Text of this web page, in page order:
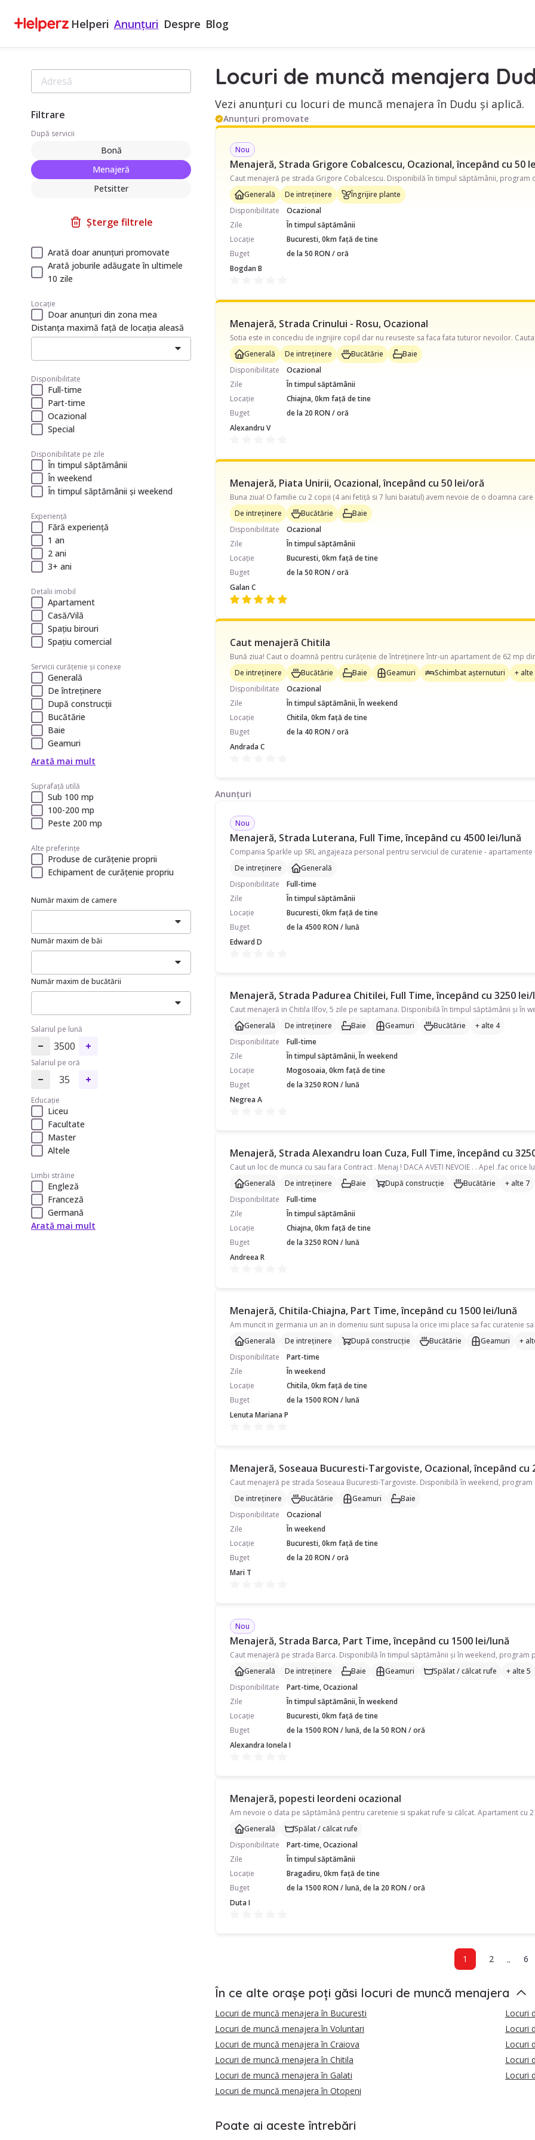
Helperi Anunțuri Despre Blog
Filtrare
După servicii
Bonă
Menajeră
Petsitter
Șterge filtrele
Arată doar anunțuri promovate
Arată joburile adăugate în ultimele
10 zile
Locație
Doar anunțuri din zona mea
Distanța maximă față de locația aleasă
Disponibilitate
Full-time
Part-time
Ocazional
Special
Disponibilitate pe zile
În timpul săptămânii
În weekend
În timpul săptămânii și weekend
Experiență
Fără experiență
1 an
2 ani
3+ ani
Detalii imobil
Apartament
Casă/Vilă
Spațiu birouri
Spațiu comercial
Servicii curățenie și conexe
Generală
De întreținere
După construcții
Bucătărie
Baie
Geamuri
Arată mai mult
Suprafață utilă
Sub 100 mp
100-200 mp
Peste 200 mp
Alte preferințe
Produse de curățenie proprii
Echipament de curățenie propriu
Număr maxim de camere
Număr maxim de băi
Număr maxim de bucătării
Salariul pe lună
3500
Salariul pe oră
35
Educație
Liceu
Facultate
Master
Altele
Limbi străine
Engleză
Franceză
Germană
Arată mai mult
Locuri de muncă menajera
Vezi anunțuri cu locuri de muncă menajera în Dudu și aplică.
Anunțuri promovate
Nou
Menajeră, Strada Grigore Cobalcescu, Ocazional, începând cu 50
Generală
De intreținere
Îngrijire plante
Disponibilitate
Ocazional
Zile
În timpul săptămânii
Locație
Bucuresti, 0km față de tine
Buget
de la 50 RON / oră
Bogdan B
Menajeră, Strada Crinului - Rosu, Ocazional
Generală
De intreținere Bucătărie
Baie
Disponibilitate
Ocazional
Zile
În timpul săptămânii
Locație
Chiajna, 0km față de tine
Buget
de la 20 RON / oră
Alexandru V
Menajeră, Piata Unirii, Ocazional, începând cu 50 lei/oră
De intreținere
Bucătărie
Baie
Disponibilitate
Ocazional
Zile
În timpul săptămânii
Locație
Bucuresti, 0km față de tine
Buget
de la 50 RON / oră
Galan C
Caut menajeră Chitila
De intreținere
Bucătărie Baie Geamuri Schimbat așternuturi
+ alte
Disponibilitate
Ocazional
Zile
În timpul săptămânii, În weekend
Locație
Chitila, 0km față de tine
Buget
de la 40 RON / oră
Andrada C
Anunțuri
Nou
Menajeră, Strada Luterana, Full Time, începând cu 4500 lei/lună
De intreținere
Generală
Disponibilitate
Full-time
Zile
În timpul săptămânii
Locație
Bucuresti, 0km față de tine
Buget
de la 4500 RON / lună
Edward D
Menajeră, Strada Padurea Chitilei, Full Time, începând cu 3250 lei/
Generală
De intreținere Baie Geamuri Bucătărie
+ alte 4
Disponibilitate
Full-time
Zile
În timpul săptămânii, În weekend
Locație
Mogosoaia, 0km față de tine
Buget
de la 3250 RON / lună
Negrea A
Menajeră, Strada Alexandru Ioan Cuza, Full Time, începând cu
Generală
De intreținere Baie După construcție Bucătărie
+ alte 7
Disponibilitate
Full-time
Zile
În timpul săptămânii
Locație
Chiajna, 0km față de tine
Buget
de la 3250 RON / lună
Andreea R
Menajeră, Chitila-Chiajna, Part Time, începând cu 1500 lei/lună
Am muncit in germania un an in domeniu sunt supusa la orice imi place sa fac curatenie
Generală
De intreținere După construcție Bucătărie Geamuri
+
Disponibilitate
Part-time
Zile
În weekend
Locație
Chitila, 0km față de tine
Buget
de la 1500 RON / lună
Lenuta Mariana P
Menajeră, Soseaua Bucuresti-Targoviste, Ocazional, începând cu
De intreținere
Bucătărie Geamuri
Baie
Disponibilitate
Ocazional
Zile
În weekend
Locație
Bucuresti, 0km față de tine
Buget
de la 20 RON / oră
Mari T
Nou
Menajeră, Strada Barca, Part Time, începând cu 1500 lei/lună
Generală
De intreținere Baie Geamuri Spălat / călcat rufe
+ alte 5
Disponibilitate
Part-time, Ocazional
Zile
În timpul săptămânii, În weekend
Locație
Bucuresti, 0km față de tine
Buget
de la 1500 RON / lună, de la 50 RON / oră
Alexandra Ionela I
Menajeră, popesti leordeni ocazional
Am nevoie o data pe săptămână pentru caretenie si spakat rufe si călcat. Apartament cu
Generală
Spălat / călcat rufe
Disponibilitate
Part-time, Ocazional
Zile
În timpul săptămânii
Locație
Bragadiru, 0km față de tine
Buget
de la 1500 RON / lună, de la 20 RON / oră
Duta I
1 2 .. 6
În ce alte orașe poți găsi locuri de muncă menajera
Locuri de muncă menajera în Bucuresti
Locuri
Locuri de muncă menajera în Voluntari
Locuri
Locuri de muncă menajera în Craiova
Locuri
Locuri de muncă menajera în Chitila
Locuri
Locuri de muncă menajera în Galati
Locuri
Locuri de muncă menajera în Otopeni
Poate ai aceste întrebări